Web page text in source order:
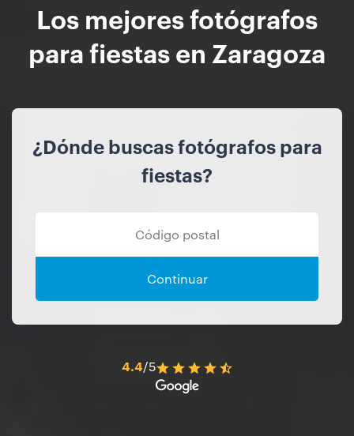
Los mejores fotógrafos
para fiestas en Zaragoza
¿Dónde buscas fotógrafos para
fiestas?
Continuar
4.4/5